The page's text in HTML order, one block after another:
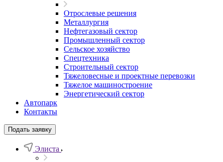
Отрослевые решения
Металлургия
Нефтегазовый сектор
Промышленный сектор
Сельское хозяйство
Спецтехника
Строительный сектор
Тяжеловесные и проектные перевозки
Тяжелое машиностроение
Энергетический сектор
Автопарк
Контакты
Подать заявку
Элиста